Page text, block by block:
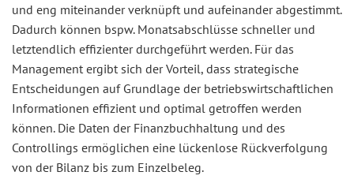
und eng miteinander verknüpft und aufeinander abgestimmt.
Dadurch können bspw. Monatsabschlüsse schneller und
letztendlich effizienter durchgeführt werden. Für das
Management ergibt sich der Vorteil, dass strategische
Entscheidungen auf Grundlage der betriebswirtschaftlichen
Informationen effizient und optimal getroffen werden
können. Die Daten der Finanzbuchhaltung und des
Controllings ermöglichen eine lückenlose Rückverfolgung
von der Bilanz bis zum Einzelbeleg.